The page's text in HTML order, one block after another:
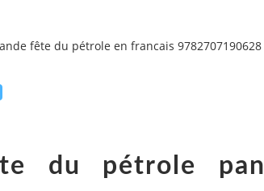
fête du pétrole en francais 9782707190628
du pétrole pan